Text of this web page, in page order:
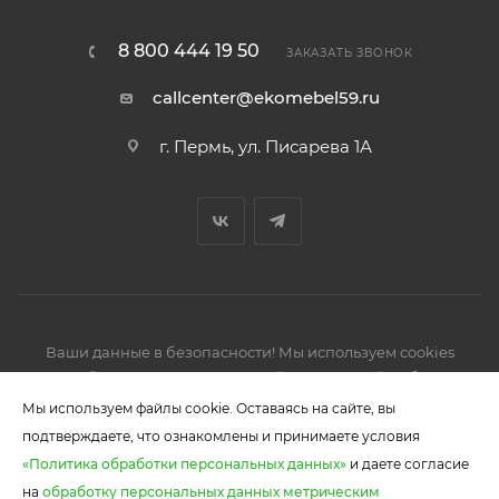
8 800 444 19 50 ЗАКАЗАТЬ ЗВОНОК
callcenter@ekomebel59.ru
г. Пермь, ул. Писарева 1А
Ваши данные в безопасности! Мы используем cookies
2026 © Производство кухонной и корпусной мебели,
шкафов-купе.
Мы используем файлы cookie. Оставаясь на сайте, вы
подтверждаете, что ознакомлены и принимаете условия
«Политика обработки персональных данных» и даете согласие
на обработку персональных данных метрическим